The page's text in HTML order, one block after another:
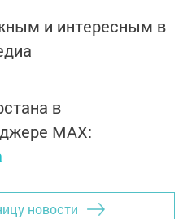
и интересным в
в
MАХ:
новости